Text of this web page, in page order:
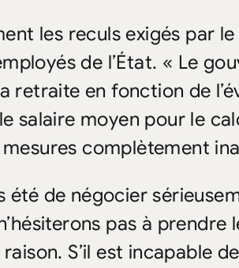
les reculs exigés par
de l’État. « Le
retraite en fonction de
salaire moyen pour le
complètement
de négocier
pas à prendre
S’il est incapable